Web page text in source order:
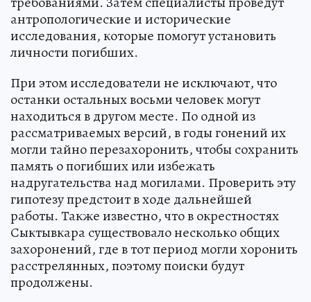
антропологические и исторические
исследования, которые помогут установить
личности погибших.
При этом исследователи не исключают, что
останки остальных восьми человек могут
находиться в другом месте. По одной из
рассматриваемых версий, в годы гонений их
могли тайно перезахоронить, чтобы сохранить
память о погибших или избежать
надругательства над могилами. Проверить эту
гипотезу предстоит в ходе дальнейшей
работы. Также известно, что в окрестностях
Сыктывкара существовало несколько общих
захоронений, где в тот период могли хоронить
расстрелянных, поэтому поиски будут
продолжены.